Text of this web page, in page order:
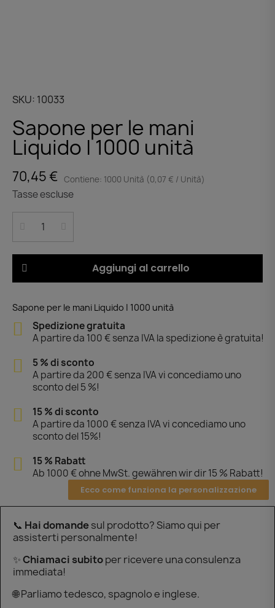
SKU 10033
Sapone per le mani
Liquido | 1000 unità
70,45 € Contiene: 1000 Unità (0,07 € / Unità)
Tasse escluse
Aggiungi al carrello
Sapone per le mani Liquido | 1000 unità
Spedizione gratuita
A partire da 100 € senza IVA la spedizione è gratuita!
5 % di sconto
A partire da 200 € senza IVA vi concediamo uno
sconto del 5 %!
15 % di sconto
A partire da 1000 € senza IVA vi concediamo uno
sconto del 15%!
15 % Rabatt
Ab 1000 € ohne MwSt. gewähren wir dir 15 % Rabatt!
Ecco come funziona la personalizzazione
📞 Hai domandesul prodotto? Siamo qui per
assisterti personalmente!
✨Chiamaci subitoper ricevere una consulenza
immediata!
🌐 Parliamo tedesco, spagnolo e inglese.